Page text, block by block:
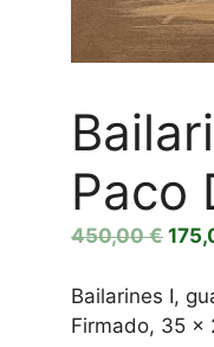
Paco
450,00€ El
era:
Bailarines I,
Firmado, 35 x